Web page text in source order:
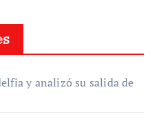
y analizó su salida de